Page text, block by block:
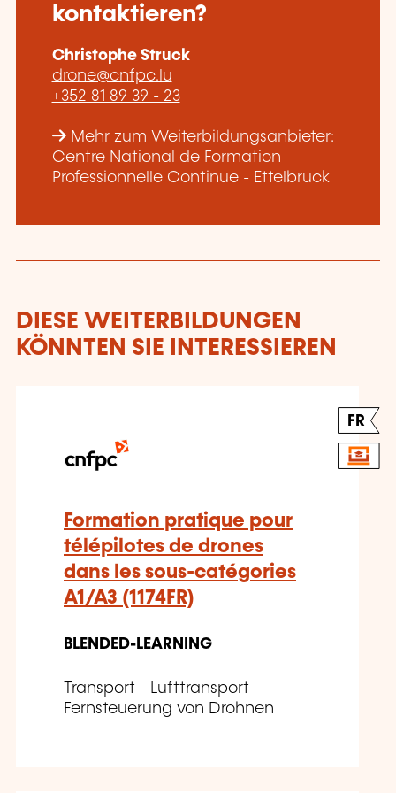
kontaktieren?
Christophe Struck
drone@cnfpc.lu
+352 81 89 39 - 23
Mehr zum Weiterbildungsanbieter:
Centre National de Formation
Professionnelle Continue - Ettelbruck
DIESE WEITERBILDUNGEN
KÖNNTEN SIE INTERESSIEREN
FR
Formation pratique pour
télépilotes de drones
dans les sous-catégories
A1/A3 (1174FR)
BLENDED-LEARNING
Transport - Lufttransport -
Fernsteuerung von Drohnen